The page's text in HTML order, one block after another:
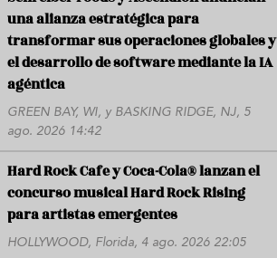
una alianza estratégica para
transformar sus operaciones globales y
el desarrollo de software mediante la IA
agéntica
GREEN BAY, WI, y BASKING RIDGE, NJ, 5
ago. 2026 14:42
Hard Rock Cafe y Coca-Cola® lanzan el
concurso musical Hard Rock Rising
para artistas emergentes
HOLLYWOOD, Florida, 4 ago. 2026 22:05